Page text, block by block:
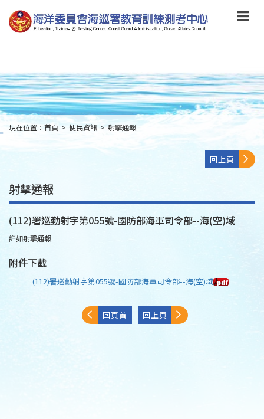
到
主
要
to
main
content
:::
現在位置： 首頁 > 便民資訊 > 射擊通報
回上頁
射擊通報
(112)署巡勤射字第055號-國防部海軍司令部--海(空)域
詳如射擊通報
附件下載
(112)署巡勤射字第055號-國防部海軍司令部--海(空)域
回頁首 回上頁